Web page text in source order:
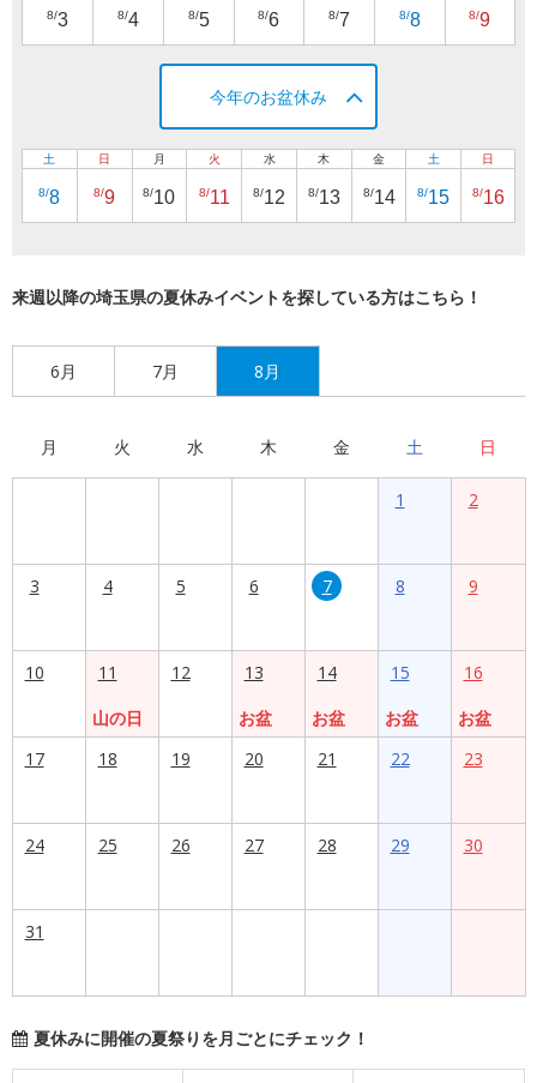
8/3 8/4 8/5 8/6 8/7 8/8 8/9
今年のお盆休み
土
8/8
日
8/9
月
8/10
火
8/11
水
8/12
木
8/13
金
8/14
土
8/15
日
8/16
来週以降の埼玉県の夏休みイベントを探している方はこちら！
6月 7月 8月
月 火 水 木 金 土 日
1 2
3 4 5 6 7 8 9
10
11
山の日
12
13
お盆
14
お盆
15
お盆
16
お盆
17
18 19 20 21 22 23
24 25 26 27 28 29 30
31
夏休みに開催の夏祭りを月ごとにチェック！